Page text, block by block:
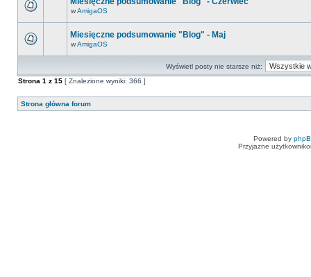
wAmigaOS
Miesięczne podsumowanie "Blog" - Maj
wAmigaOS
Wyświetl posty nie starsze niż:
Strona 1 z 15 [ Znalezione wyniki: 366 ]
Strona główna forum
Powered by
Przyjazne